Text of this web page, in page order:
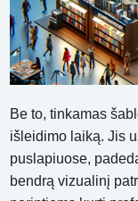
Be to, tinkamas
išleidimo laiką. Jis
puslapiuose,
bendrą vizualinį